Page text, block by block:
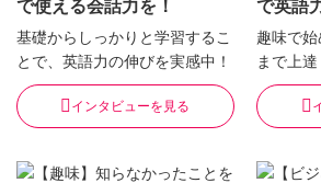
で使える会話力を！
基礎からしっかりと学習するこ
とで、英語力の伸びを実感中！
インタビューを見る
で英語
趣味で
まで上達